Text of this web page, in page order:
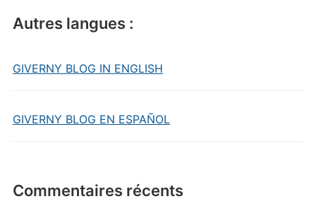
Autres langues :
GIVERNY BLOG IN ENGLISH
GIVERNY BLOG EN ESPAÑOL
Commentaires récents